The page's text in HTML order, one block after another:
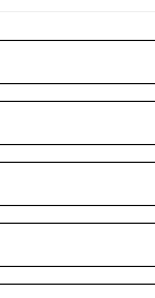
Laptop Gaming
Liên hệ
Laptop Gaming
76G 59MW -
FHD, IPS, 144Hz |
Win 11 | Vỏ